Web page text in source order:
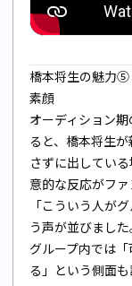
橋本将生の魅力⑤
素顔
オーディション
ると、橋本将生
さずに出してい
意的な反応がフ
「こういう人が
う声が並びました
グループ内では
る」という側面